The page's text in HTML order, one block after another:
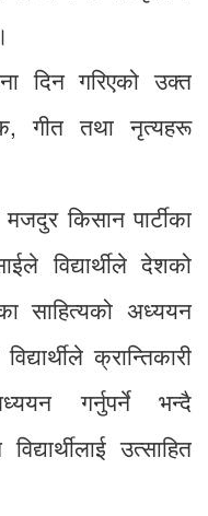
दिन गरिएको उक्त
गीत तथा नृत्यहरू
किसान पार्टीका
विद्यार्थीले देशको
साहित्यको अध्ययन
क्रान्तिकारी
गर्नुपर्ने भन्दै
उत्साहित